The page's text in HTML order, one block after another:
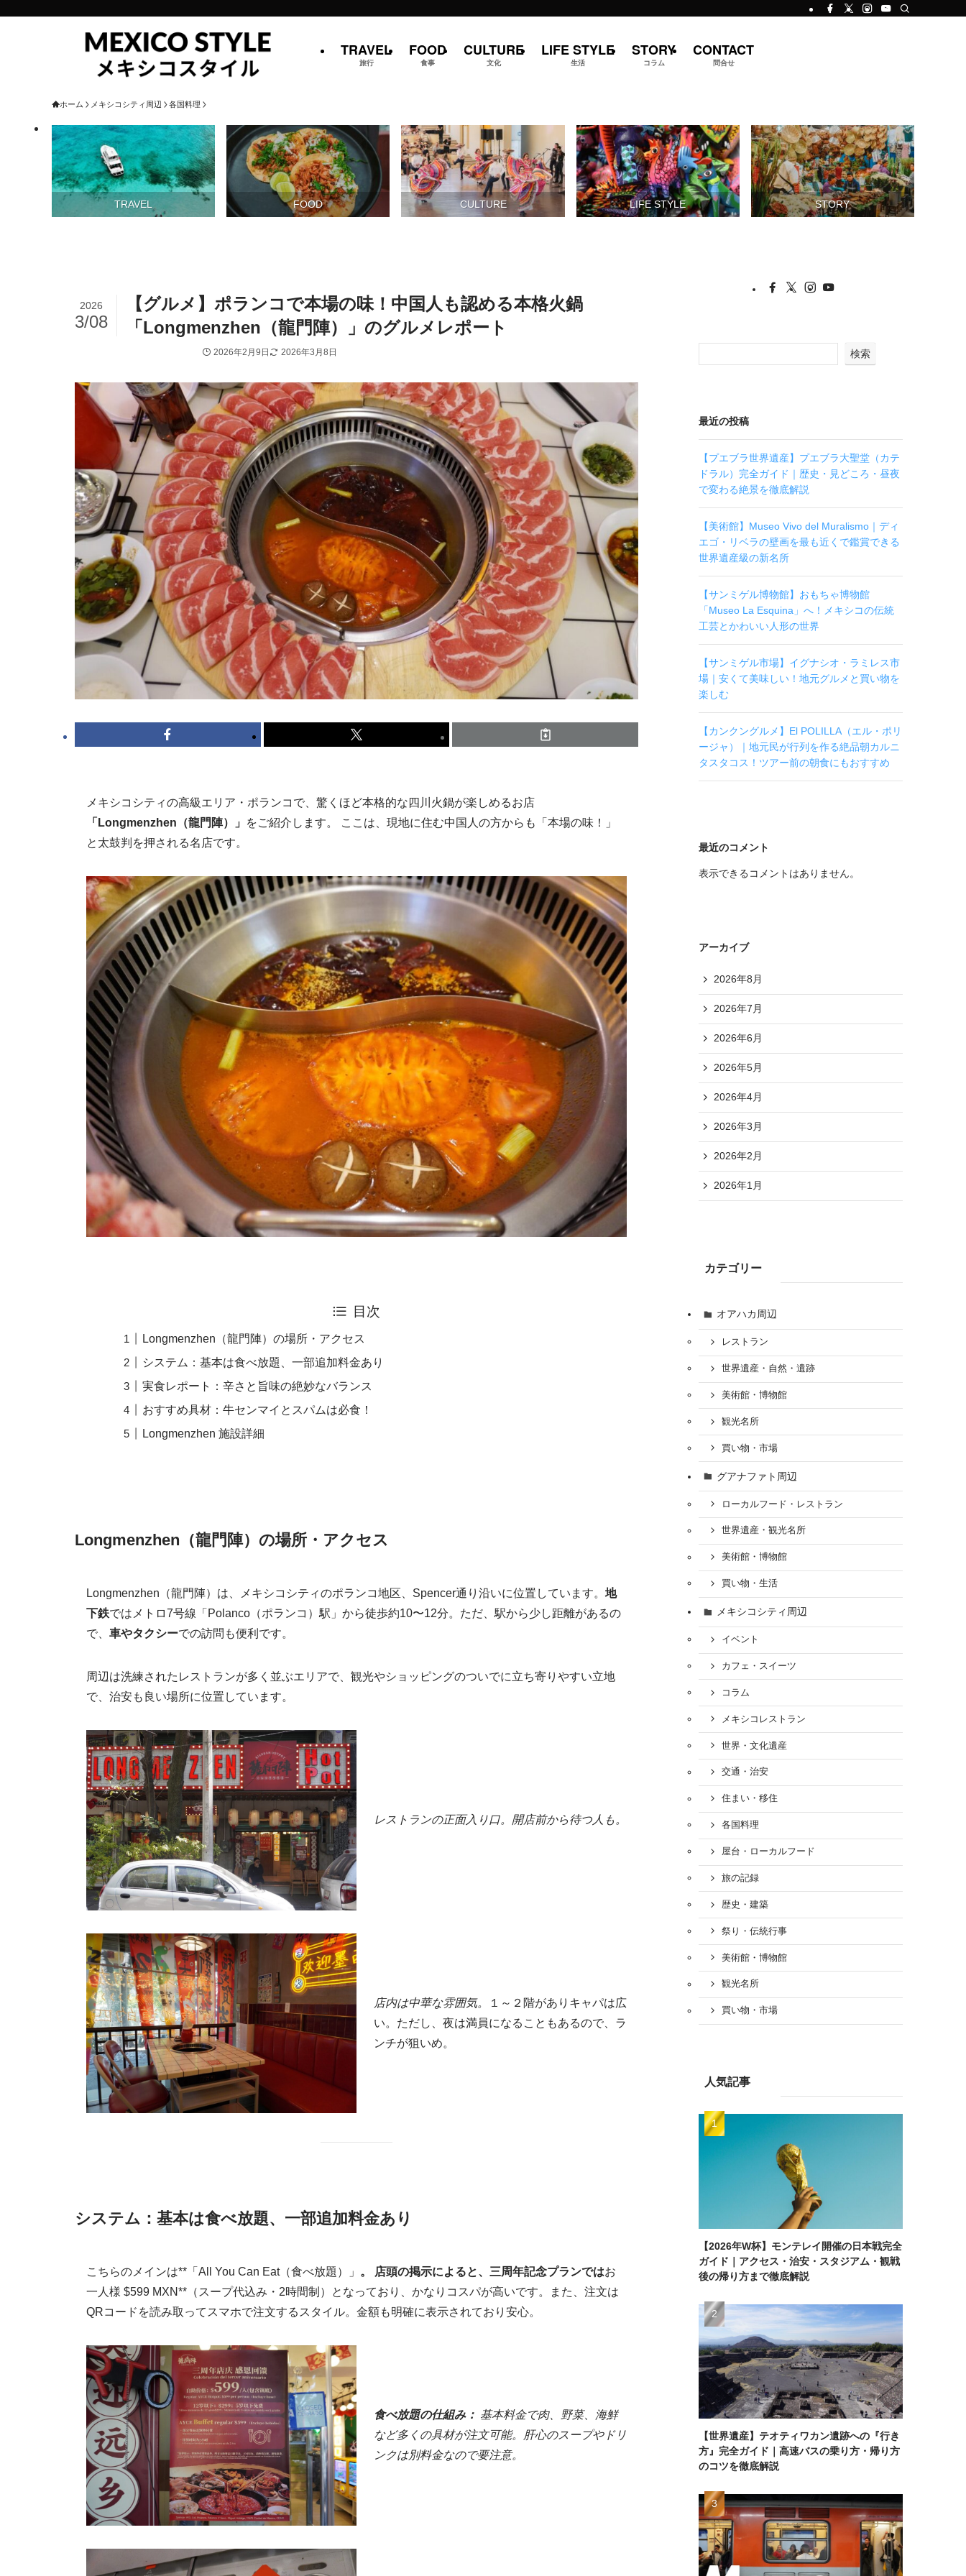
TRAVEL
旅行
FOOD
食事
CULTURE
文化
LIFE STYLE
生活
STORY
コラム
CONTACT
問合せ
ホーム メキシコシティ周辺 各国料理
TRAVEL FOOD CULTURE LIFE STYLE STORY
【グルメ】ポランコで本場の味！中国人も認める本格火鍋
「Longmenzhen（龍門陣）」のグルメレポート
2026
3/08
2026年2月9日 2026年3月8日
メキシコシティの高級エリア・ポランコで、驚くほど本格的な四川火鍋が楽しめるお店
「Longmenzhen（龍門陣）」 をご紹介します。 ここは、現地に住む中国人の方からも「本場の味！」
と太鼓判を押される名店です。
目次
Longmenzhen（龍門陣）の場所・アクセス
システム：基本は食べ放題、一部追加料金あり
実食レポート：辛さと旨味の絶妙なバランス
おすすめ具材：牛センマイとスパムは必食！
Longmenzhen 施設詳細
Longmenzhen（龍門陣）の場所・アクセス
Longmenzhen（龍門陣）は、メキシコシティのポランコ地区、Spencer通り沿いに位置しています。 地
下鉄ではメトロ7号線「Polanco（ポランコ）駅」から徒歩約10〜12分。ただ、駅から少し距離があるの
で、 車やタクシーでの訪問も便利です。
周辺は洗練されたレストランが多く並ぶエリアで、観光やショッピングのついでに立ち寄りやすい立地
で、治安も良い場所に位置しています。
レストランの正面入り口。開店前から待つ人も。
店内は中華な雰囲気。
１～２階がありキャパは広
い。ただし、夜は満員になることもあるので、ラ
ンチが狙いめ。
システム：基本は食べ放題、一部追加料金あり
こちらのメインは**「All You Can Eat（食べ放題）」 。 店頭の掲示によると、三周年記念プランではお
一人様 $599 MXN**（スープ代込み・2時間制）となっており、かなりコスパが高いです。また、注文は
QRコードを読み取ってスマホで注文するスタイル。金額も明確に表示されており安心。
食べ放題の仕組み： 基本料金で肉、野菜、海鮮
など多くの具材が注文可能。肝心のスープやドリ
ンクは別料金なので要注意。
検索
最近の投稿
【プエブラ世界遺産】プエブラ大聖堂（カテ
ドラル）完全ガイド｜歴史・見どころ・昼夜
で変わる絶景を徹底解説
【美術館】Museo Vivo del Muralismo｜ディ
エゴ・リベラの壁画を最も近くで鑑賞できる
世界遺産級の新名所
【サンミゲル博物館】おもちゃ博物館
「Museo La Esquina」へ！メキシコの伝統
工芸とかわいい人形の世界
【サンミゲル市場】イグナシオ・ラミレス市
場｜安くて美味しい！地元グルメと買い物を
楽しむ
【カンクングルメ】El POLILLA（エル・ポリ
ージャ）｜地元民が行列を作る絶品朝カルニ
タスタコス！ツアー前の朝食にもおすすめ
最近のコメント
表示できるコメントはありません。
アーカイブ
2026年8月
2026年7月
2026年6月
2026年5月
2026年4月
2026年3月
2026年2月
2026年1月
カテゴリー
オアハカ周辺
レストラン
世界遺産・自然・遺跡
美術館・博物館
観光名所
買い物・市場
グアナファト周辺
ローカルフード・レストラン
世界遺産・観光名所
美術館・博物館
買い物・生活
メキシコシティ周辺
イベント
カフェ・スイーツ
コラム
メキシコレストラン
世界・文化遺産
交通・治安
住まい・移住
各国料理
屋台・ローカルフード
旅の記録
歴史・建築
祭り・伝統行事
美術館・博物館
観光名所
買い物・市場
人気記事
【2026年W杯】モンテレイ開催の日本戦完全
ガイド｜アクセス・治安・スタジアム・観戦
後の帰り方まで徹底解説
【世界遺産】テオティワカン遺跡への『行き
方』完全ガイド｜高速バスの乗り方・帰り方
のコツを徹底解説